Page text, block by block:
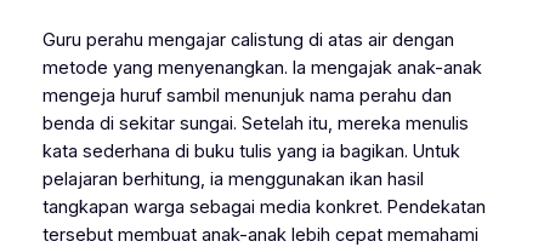
Guru perahu mengajar calistung di atas air dengan
metode yang menyenangkan. Ia mengajak anak-anak
mengeja huruf sambil menunjuk nama perahu dan
benda di sekitar sungai. Setelah itu, mereka menulis
kata sederhana di buku tulis yang ia bagikan. Untuk
pelajaran berhitung, ia menggunakan ikan hasil
tangkapan warga sebagai media konkret. Pendekatan
tersebut membuat anak-anak lebih cepat memahami